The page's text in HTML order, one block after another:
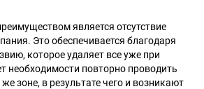
является отсутствие
Это обеспечивается благодаря
которое удаляет все уже при
необходимости повторно проводить
зоне, в результате чего и возникают